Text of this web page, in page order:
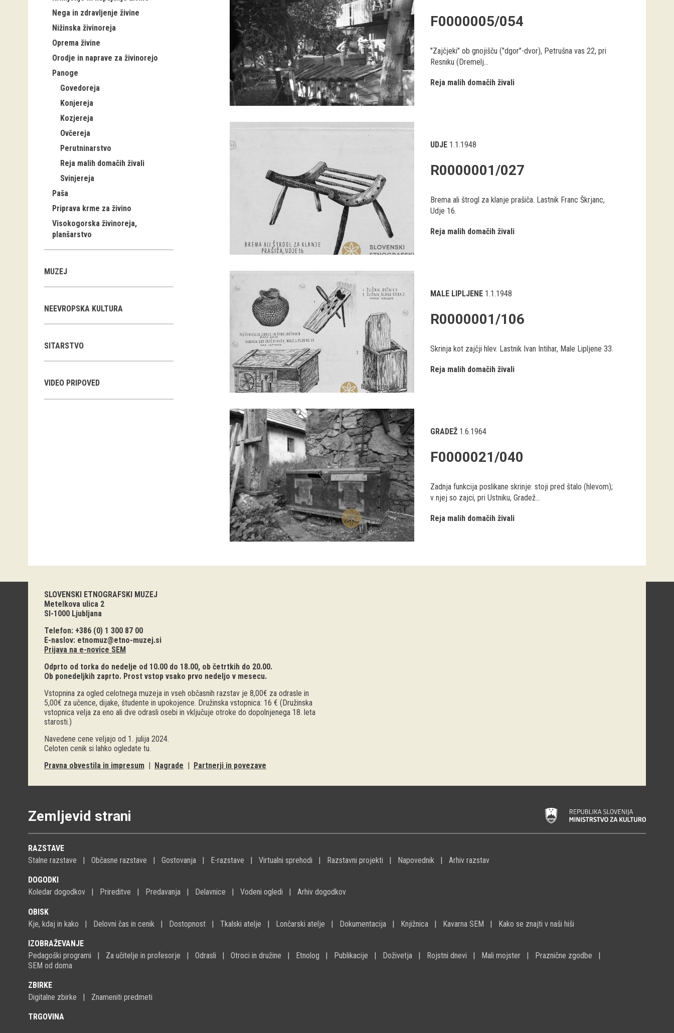
Nega in zdravljenje živine
Nižinska živinoreja
Oprema živine
Orodje in naprave za živinorejo
Panoge
Govedoreja
Konjereja
Kozjereja
Ovčereja
Perutninarstvo
Reja malih domačih živali
Svinjereja
Paša
Priprava krme za živino
Visokogorska živinoreja,
planšarstvo
MUZEJ
NEEVROPSKA KULTURA
SITARSTVO
VIDEO PRIPOVED
F0000005/054
"Zajčjeki" ob gnojišču ("dgor"-dvor), Petrušna vas 22, pri
Resniku (Dremelj...
Reja malih domačih živali
UDJE 1.1.1948
R0000001/027
Brema ali štrogl za klanje prašiča. Lastnik Franc Škrjanc,
Udje 16.
Reja malih domačih živali
MALE LIPLJENE 1.1.1948
R0000001/106
Skrinja kot zajčji hlev. Lastnik Ivan Intihar, Male Lipljene 33.
Reja malih domačih živali
GRADEŽ 1.6.1964
F0000021/040
Zadnja funkcija poslikane skrinje: stoji pred štalo (hlevom);
v njej so zajci, pri Ustniku, Gradež...
Reja malih domačih živali
SLOVENSKI ETNOGRAFSKI MUZEJ
Metelkova ulica 2
SI-1000 Ljubljana
Telefon: +386 (0) 1 300 87 00
E-naslov: etnomuz@etno-muzej.si
Prijava na e-novice SEM
Odprto od torka do nedelje od 10.00 do 18.00, ob četrtkih do 20.00.
Ob ponedeljkih zaprto. Prost vstop vsako prvo nedeljo v mesecu.
Vstopnina za ogled celotnega muzeja in vseh občasnih razstav je 8,00€ za odrasle in
5,00€ za učence, dijake, študente in upokojence. Družinska vstopnica: 16 € (Družinska
vstopnica velja za eno ali dve odrasli osebi in vključuje otroke do dopolnjenega 18. leta
starosti.)
Navedene cene veljajo od 1. julija 2024.
Celoten cenik si lahko ogledate tu.
Pravna obvestila in impresum | Nagrade | Partnerji in povezave
Zemljevid strani
RAZSTAVE
Stalne razstave
Občasne razstave Gostovanja E-razstave Virtualni sprehodi Razstavni projekti Napovednik Arhiv razstav
DOGODKI
Koledar dogodkov
Prireditve Predavanja Delavnice Vodeni ogledi Arhiv dogodkov
OBISK
Kje, kdaj in kako
Delovni čas in cenik Dostopnost Tkalski atelje Lončarski atelje Dokumentacija Knjižnica Kavarna SEM Kako se znajti v naši hiši
IZOBRAŽEVANJE
Pedagoški programi
Za učitelje in profesorje Odrasli Otroci in družine Etnolog Publikacije Doživetja Rojstni dnevi Mali mojster
Praznične zgodbe
SEM od doma
ZBIRKE
Digitalne zbirke
Znameniti predmeti
TRGOVINA